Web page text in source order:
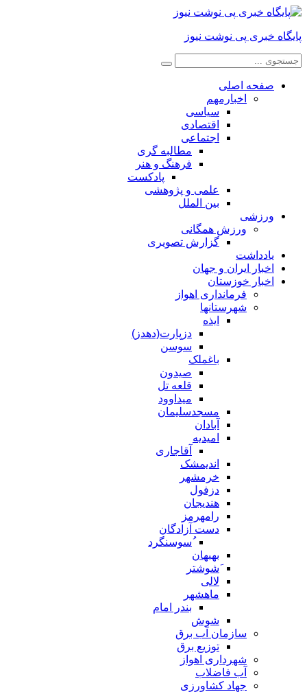
پایگاه خبری پی نوشت نیوز
صفحه اصلی
اخبارمهم
سیاسی
اقتصادی
اجتماعی
مطالبه گری
فرهنگ و هنر
پادکست
علمی و پژوهشی
بین الملل
ورزشی
ورزش همگانی
گزارش تصویری
یادداشت
اخبار ایران و جهان
اخبار خوزستان
فرمانداری اهواز
شهرستانها
ایذه
دزپارت(دهدز)
سوسن
باغملک
صیدون
قلعه تل
میداوود
مسجدسلیمان
آبادان
امیدیه
آقاجاری
اندیمشک
خرمشهر
دزفول
هندیجان
رامهرمز
دست آزادگان
ُسوسنگرد
بهبهان
َشوشتر
لالی
ماهشهر
بندر امام
شوش
سازمان آب برق
توزیع برق
شهرداری اهواز
آب فاضلاب
جهاد کشاورزی